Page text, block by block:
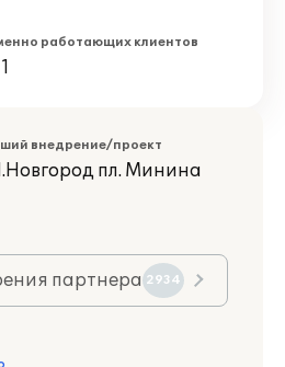
работающих клиентов
внедрение/проект
пл. Минина
партнера 2934